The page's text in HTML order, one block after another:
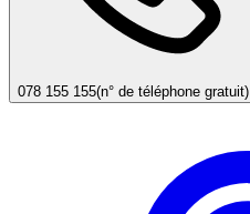
078 155 155(n° de téléphone gratuit)